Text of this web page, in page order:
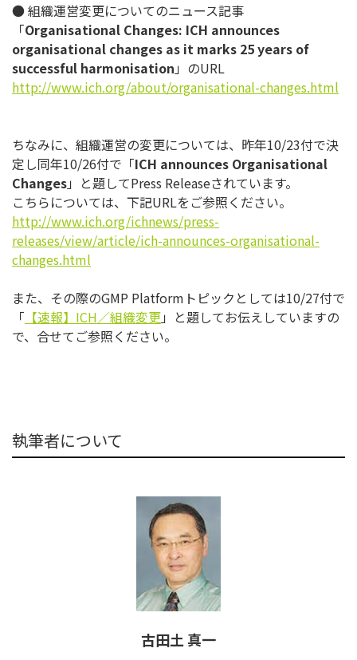
● 組織運営変更についてのニュース記事
「Organisational Changes: ICH announces
organisational changes as it marks 25 years of
successful harmonisation 」のURL
http://www.ich.org/about/organisational-changes.html
ちなみに、組織運営の変更については、昨年10/23付で決
定し同年10/26付で「ICH announces Organisational
Changes」と題してPress Releaseされています。
こちらについては、下記URLをご参照ください。
http://www.ich.org/ichnews/press-
releases/view/article/ich-announces-organisational-
changes.html
また、その際のGMP Platformトピックとしては10/27付で
「 【速報】ICH／組織変更」と題してお伝えしていますの
で、合せてご参照ください。
執筆者について
古田土 真一